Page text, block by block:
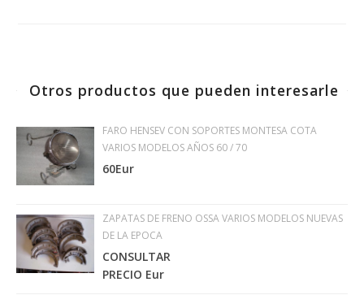
Otros productos que pueden interesarle
FARO HENSEV CON SOPORTES MONTESA COTA
VARIOS MODELOS AÑOS 60 / 70
60Eur
ZAPATAS DE FRENO OSSA VARIOS MODELOS NUEVAS
DE LA EPOCA
CONSULTAR
PRECIO Eur